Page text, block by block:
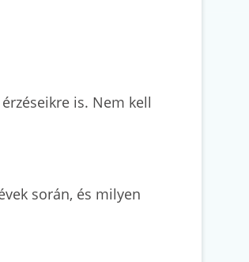
is. Nem kell
során, és milyen